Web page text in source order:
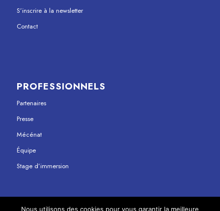
S’inscrire à la newsletter
Contact
PROFESSIONNELS
Partenaires
Presse
Mécénat
Équipe
Stage d’immersion
Nous utilisons des cookies pour vous garantir la meilleure